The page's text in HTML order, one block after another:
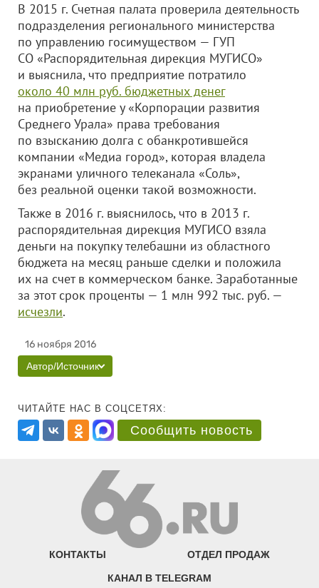
В 2015 г. Счетная палата проверила деятельность
подразделения регионального министерства
по управлению госимуществом — ГУП
СО «Распорядительная дирекция МУГИСО»
и выяснила, что предприятие потратило
около 40 млн руб. бюджетных денег
на приобретение у «Корпорации развития
Среднего Урала» права требования
по взысканию долга с обанкротившейся
компании «Медиа город», которая владела
экранами уличного телеканала «Соль»,
без реальной оценки такой возможности.
Также в 2016 г. выяснилось, что в 2013 г.
распорядительная дирекция МУГИСО взяла
деньги на покупку телебашни из областного
бюджета на месяц раньше сделки и положила
их на счет в коммерческом банке. Заработанные
за этот срок проценты — 1 млн 992 тыс. руб. —
исчезли.
16 ноября 2016
Автор/Источник
ЧИТАЙТЕ НАС В СОЦСЕТЯХ:
Сообщить новость
КОНТАКТЫ ОТДЕЛ ПРОДАЖ
КАНАЛ В TELEGRAM